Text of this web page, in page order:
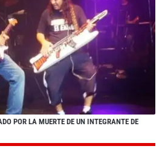
POR LA MUERTE DE UN INTEGRANTE DE